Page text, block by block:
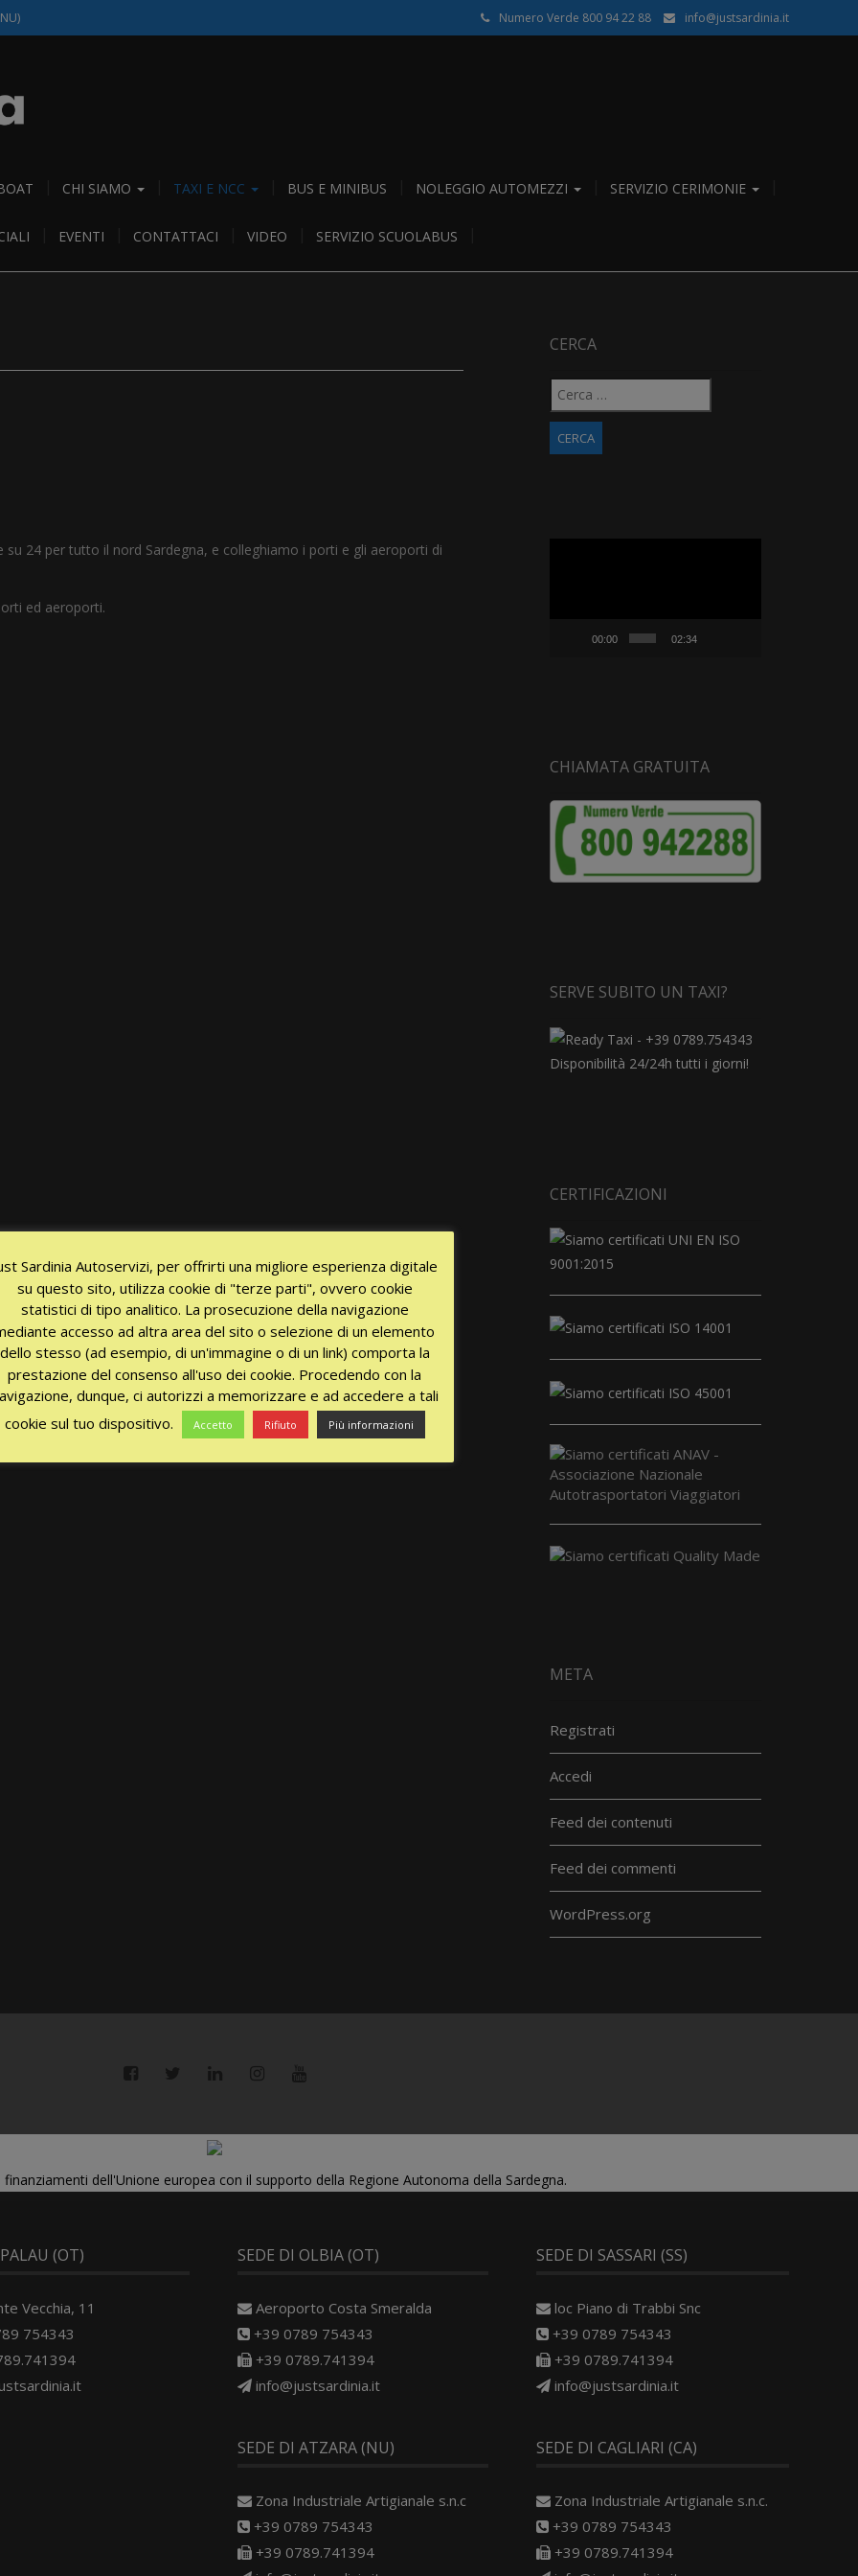
Numero Verde 800 94 22 88 info@justsardinia.it
CHI SIAMO TAXI E NCC BUS E MINIBUS NOLEGGIO AUTOMEZZI SERVIZIO CERIMONIE
EVENTI CONTATTACI VIDEO SERVIZIO SCUOLABUS
24 per tutto il nord Sardegna, e colleghiamo i porti e gli aeroporti di
ed aeroporti.
CERCA
Ricerca
per:
00:00 02:34
CHIAMATA GRATUITA
SERVE SUBITO UN TAXI?
Disponibilità 24/24h tutti i giorni!
CERTIFICAZIONI
META
Registrati
Accedi
Feed dei contenuti
Feed dei commenti
WordPress.org
dell'Unione europea con il supporto della Regione Autonoma della Sardegna.
(OT)
Vecchia, 11
754343
SEDE DI OLBIA (OT)
Aeroporto Costa Smeralda
+39 0789 754343
+39 0789.741394
info@justsardinia.it
SEDE DI ATZARA (NU)
Zona Industriale Artigianale s.n.c
+39 0789 754343
+39 0789.741394
SEDE DI SASSARI (SS)
loc Piano di Trabbi Snc
+39 0789 754343
+39 0789.741394
info@justsardinia.it
SEDE DI CAGLIARI (CA)
Zona Industriale Artigianale s.n.c.
+39 0789 754343
+39 0789.741394
Sardinia Autoservizi, per offrirti una migliore esperienza digitale
su questo sito, utilizza cookie di "terze parti", ovvero cookie
statistici di tipo analitico. La prosecuzione della navigazione
accesso ad altra area del sito o selezione di un elemento
dello stesso (ad esempio, di un'immagine o di un link) comporta la
prestazione del consenso all'uso dei cookie. Procedendo con la
dunque, ci autorizzi a memorizzare e ad accedere a tali
cookie sul tuo dispositivo.
Accetto Rifiuto Più informazioni